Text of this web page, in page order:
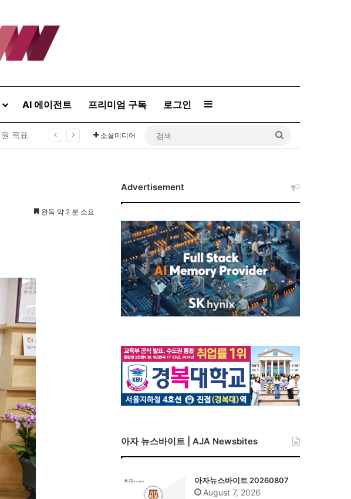
AI 에이전트 프리미엄 구독 로그인 Sidebar
소셜미디어
완독 약 2 분 소요
Advertisement
아자 뉴스바이트 | AJA Newsbites
아자뉴스바이트 20260807
August 7, 2026